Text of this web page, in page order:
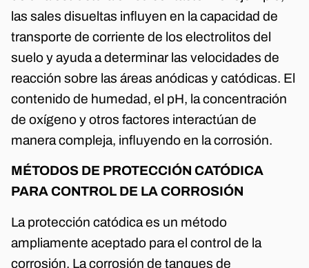
las sales disueltas influyen en la capacidad de
transporte de corriente de los electrolitos del
suelo y ayuda a determinar las velocidades de
reacción sobre las áreas anódicas y catódicas. El
contenido de humedad, el pH, la concentración
de oxígeno y otros factores interactúan de
manera compleja, influyendo en la corrosión.
MÉTODOS DE PROTECCIÓN CATÓDICA
PARA CONTROL DE LA CORROSIÓN
La protección catódica es un método
ampliamente aceptado para el control de la
corrosión. La corrosión de tanques de